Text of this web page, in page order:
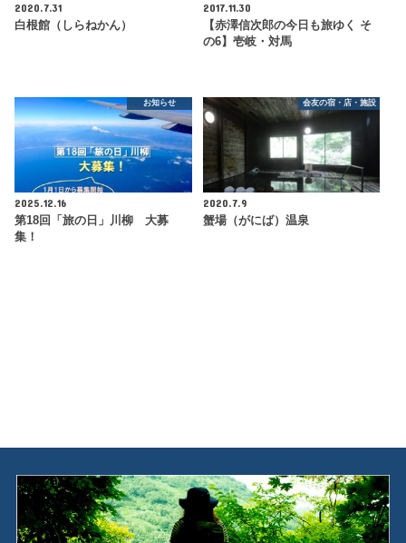
2020.7.31
白根館（しらねかん）
2017.11.30
【赤澤信次郎の今日も旅ゆく そ
の6】壱岐・対馬
お知らせ
2025.12.16
第18回「旅の日」川柳 大募
集！
会友の宿・店・施設
2020.7.9
蟹場（がにば）温泉